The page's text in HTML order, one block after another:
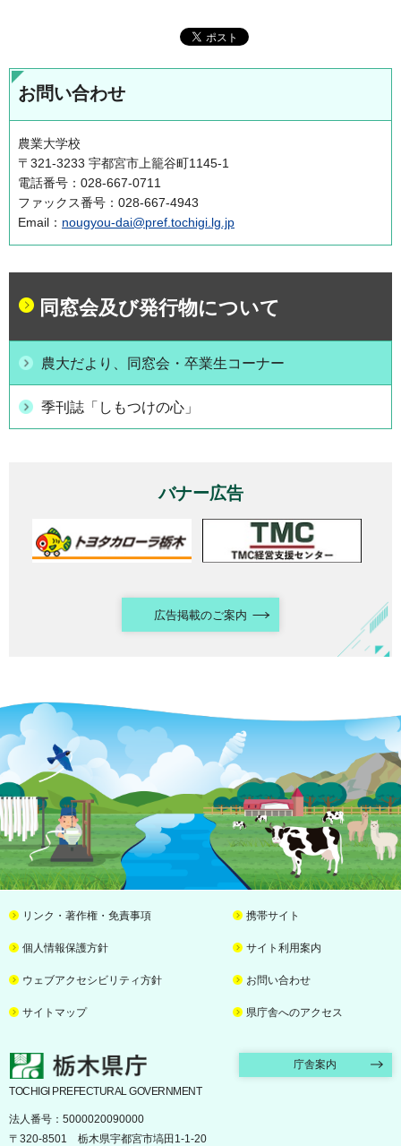
お問い合わせ
農業大学校
〒321-3233 宇都宮市上籠谷町1145-1
電話番号：028-667-0711
ファックス番号：028-667-4943
Email： nougyou-dai@pref.tochigi.lg.jp
同窓会及び発行物について
農大だより、同窓会・卒業生コーナー
季刊誌「しもつけの心」
バナー広告
広告掲載のご案内
リンク・著作権・免責事項 携帯サイト
個人情報保護方針 サイト利用案内
ウェブアクセシビリティ方針 お問い合わせ
サイトマップ 県庁舎へのアクセス
栃木県庁 庁舎案内
TOCHIGI PREFECTURAL GOVERNMENT
法人番号：5000020090000
〒320-8501 栃木県宇都宮市塙田1-1-20